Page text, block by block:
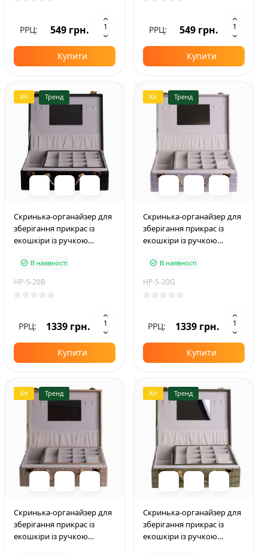
РРЦ: 549 грн.
Купити
РРЦ: 549 грн.
Купити
Хіт Тренд
Скринька-органайзер для
зберігання прикрас із
екошкіри із ручкою
В наявності
HP-5-20B
РРЦ: 1339 грн.
Купити
Хіт Тренд
Скринька-органайзер для
зберігання прикрас із
екошкіри із ручкою
В наявності
HP-5-20G
РРЦ: 1339 грн.
Купити
Хіт Тренд
Скринька-органайзер для
зберігання прикрас із
екошкіри із ручкою
Хіт Тренд
Скринька-органайзер для
зберігання прикрас із
екошкіри із ручкою